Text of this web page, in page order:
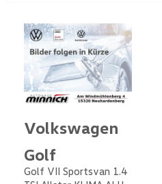
Volkswagen
Golf
Golf VII Sportsvan 1.4